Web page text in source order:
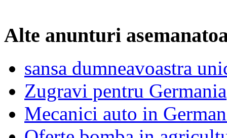
Alte anunturi
sansa dumneavoastra
Zugravi pentru Germania
Mecanici auto in